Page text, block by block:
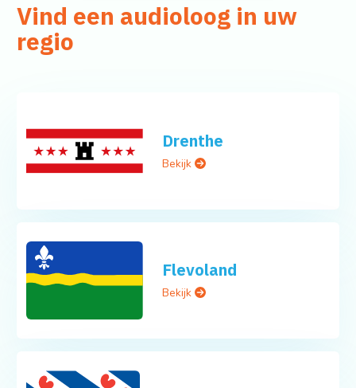
Vind een audioloog in uw
regio
Drenthe
Bekijk
Flevoland
Bekijk